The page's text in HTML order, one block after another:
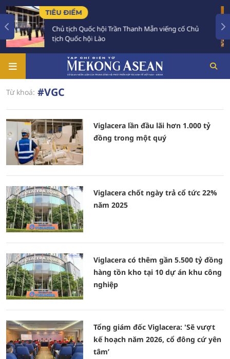
TIÊU ĐIỂM
Chủ tịch Quốc hội Trần Thanh Mẫn viếng cố Chủ
tịch Quốc hội Lào
Từ khoá: #VGC
Viglacera lần đầu lãi hơn 1.000 tỷ
đồng trong một quý
Viglacera chốt ngày trả cổ tức 22%
năm 2025
Viglacera có thêm gần 5.500 tỷ đồng
hàng tồn kho tại 10 dự án khu công
nghiệp
Tổng giám đốc Viglacera: 'Sẽ vượt
kế hoạch năm 2026, cổ đông cứ yên
tâm’